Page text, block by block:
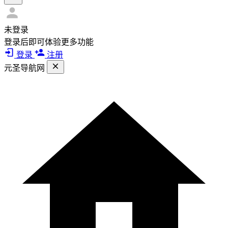
未登录
登录后即可体验更多功能
登录
注册
元圣导航网